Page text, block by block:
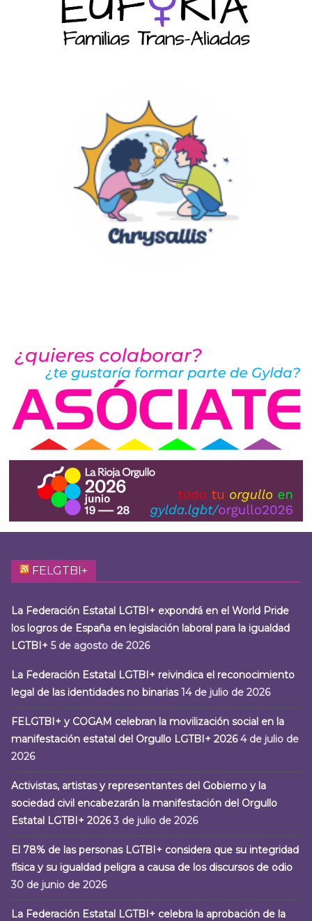
FELGTBI+
La Federación Estatal LGTBI+ expondrá en el World Pride
los logros de España en legislación laboral para la igualdad
LGTBI+ 5 de agosto de 2026
La Federación Estatal LGTBI+ reivindica el reconocimiento
legal de las identidades no binarias 14 de julio de 2026
FELGTBI+ y COGAM celebran la movilización social en la
manifestación estatal del Orgullo LGTBI+ 2026 4 de julio de
2026
Activistas, artistas y representantes del Gobierno y la
sociedad civil encabezarán la manifestación del Orgullo
Estatal LGTBI+ 2026 3 de julio de 2026
El 78% de las personas LGTBI+ considera que su integridad
física y su igualdad peligra a causa de los discursos de odio
30 de junio de 2026
La Federación Estatal LGTBI+ celebra la aprobación de la